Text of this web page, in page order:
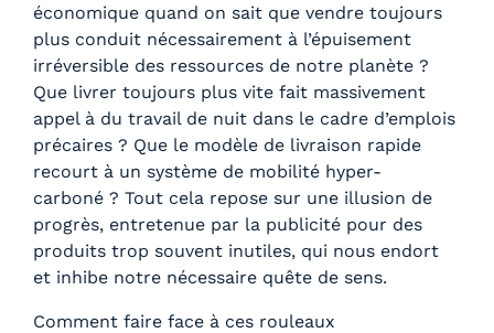
économique quand on sait que vendre toujours
plus conduit nécessairement à l’épuisement
irréversible des ressources de notre planète ?
Que livrer toujours plus vite fait massivement
appel à du travail de nuit dans le cadre d’emplois
précaires ? Que le modèle de livraison rapide
recourt à un système de mobilité hyper-
carboné ? Tout cela repose sur une illusion de
progrès, entretenue par la publicité pour des
produits trop souvent inutiles, qui nous endort
et inhibe notre nécessaire quête de sens.
Comment faire face à ces rouleaux